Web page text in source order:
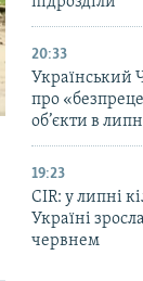
20:33
Український
про
об’єкти в
19:23
CIR: у липні
Україні
червнем